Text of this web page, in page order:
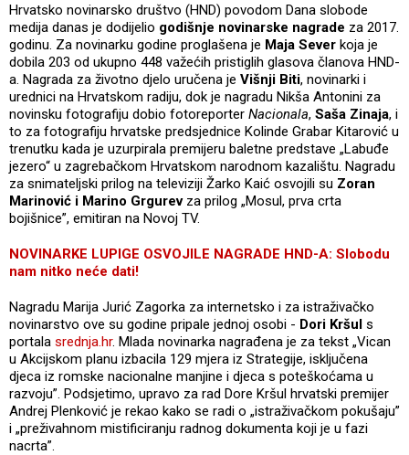
Hrvatsko novinarsko društvo (HND) povodom Dana slobode
medija danas je dodijelio godišnje novinarske nagrade za 2017.
godinu. Za novinarku godine proglašena je Maja Sever koja je
dobila 203 od ukupno 448 važećih pristiglih glasova članova HND-
a. Nagrada za životno djelo uručena je Višnji Biti, novinarki i
urednici na Hrvatskom radiju, dok je nagradu Nikša Antonini za
novinsku fotografiju dobio fotoreporter Nacionala, Saša Zinaja, i
to za fotografiju hrvatske predsjednice Kolinde Grabar Kitarović u
trenutku kada je uzurpirala premijeru baletne predstave „Labuđe
jezero“ u zagrebačkom Hrvatskom narodnom kazalištu. Nagradu
za snimateljski prilog na televiziji Žarko Kaić osvojili su Zoran
Marinović i Marino Grgurev za prilog „Mosul, prva crta
bojišnice”, emitiran na Novoj TV.
NOVINARKE LUPIGE OSVOJILE NAGRADE HND-A: Slobodu
nam nitko neće dati!
Nagradu Marija Jurić Zagorka za internetsko i za istraživačko
novinarstvo ove su godine pripale jednoj osobi - Dori Kršul s
portala srednja.hr. Mlada novinarka nagrađena je za tekst „Vican
u Akcijskom planu izbacila 129 mjera iz Strategije, isključena
djeca iz romske nacionalne manjine i djeca s poteškoćama u
razvoju”. Podsjetimo, upravo za rad Dore Kršul hrvatski premijer
Andrej Plenković je rekao kako se radi o „istraživačkom pokušaju”
i „preživahnom mistificiranju radnog dokumenta koji je u fazi
nacrta”.